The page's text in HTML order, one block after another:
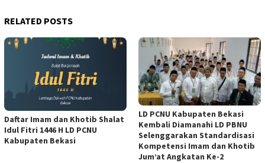
RELATED POSTS
Daftar Imam dan Khotib Shalat
Idul Fitri 1446 H LD PCNU
Kabupaten Bekasi
LD PCNU Kabupaten Bekasi
Kembali Diamanahi LD PBNU
Selenggarakan Standardisasi
Kompetensi Imam dan Khotib
Jum’at Angkatan Ke-2